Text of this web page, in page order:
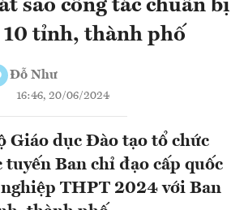
sao công tác chuẩn bị
tỉnh, thành phố
Đỗ Như
16:46, 20/06/2024
Giáo dục Đào tạo tổ chức
Ban chỉ đạo cấp quốc
THPT 2024 với Ban